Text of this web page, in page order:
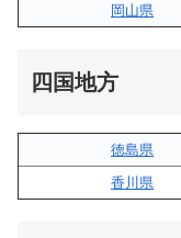
岡山県
四国地方
徳島県
香川県